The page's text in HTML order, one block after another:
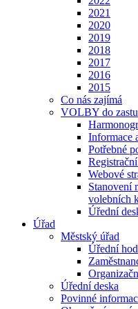
2021
2020
2019
2018
2017
2016
2015
Co nás zajímá
VOLBY do
Informace
Potřebné
Webové
Stanovení
volebních
Úřední
Úřad
Městský úřad
Úřední
Úřední deska
Povinné